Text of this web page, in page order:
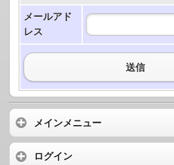
メールアド
レス
送信
メインメニュー
ログイン